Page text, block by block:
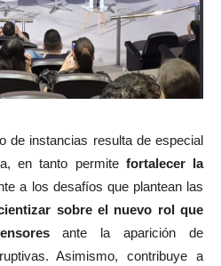
de instancias resulta de especial
en tanto permite fortalecer la
a los desafíos que plantean las
sobre el nuevo rol que
ante la aparición de
Asimismo, contribuye a